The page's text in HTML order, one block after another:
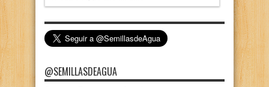
@SEMILLASDEAGUA